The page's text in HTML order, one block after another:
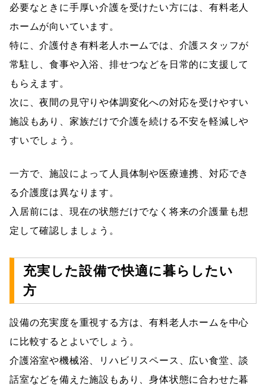
必要なときに手厚い介護を受けたい方には、有料老人
ホームが向いています。
特に、介護付き有料老人ホームでは、介護スタッフが
常駐し、食事や入浴、排せつなどを日常的に支援して
もらえます。
次に、夜間の見守りや体調変化への対応を受けやすい
施設もあり、家族だけで介護を続ける不安を軽減しや
すいでしょう。
一方で、施設によって人員体制や医療連携、対応でき
る介護度は異なります。
入居前には、現在の状態だけでなく将来の介護量も想
定して確認しましょう。
充実した設備で快適に暮らしたい
方
設備の充実度を重視する方は、有料老人ホームを中心
に比較するとよいでしょう。
介護浴室や機械浴、リハビリスペース、広い食堂、談
話室などを備えた施設もあり、身体状態に合わせた暮